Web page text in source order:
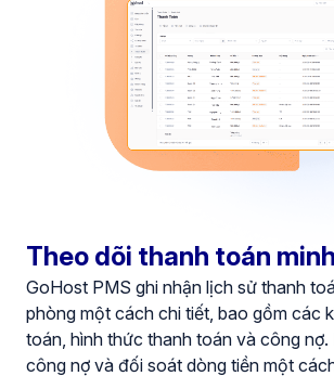
Theo dõi thanh toán
GoHost PMS ghi nhận lịch sử thanh
phòng một cách chi tiết, bao gồm các
toán, hình thức thanh toán và công nợ.
công nợ và đối soát dòng tiền một